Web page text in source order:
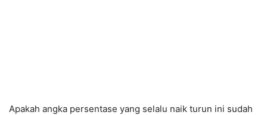
Apakah angka persentase yang selalu naik turun ini sudah